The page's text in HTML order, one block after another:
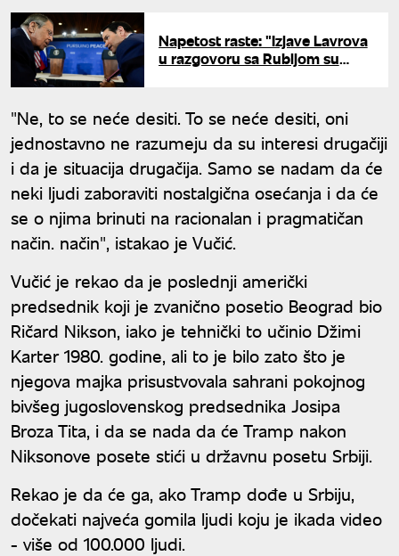
Napetost raste: "Izjave Lavrova
u razgovoru sa Rubijom su
"Ne, to se neće desiti. To se neće desiti, oni
jednostavno ne razumeju da su interesi drugačiji
i da je situacija drugačija. Samo se nadam da će
neki ljudi zaboraviti nostalgična osećanja i da će
se o njima brinuti na racionalan i pragmatičan
način. način", istakao je Vučić.
Vučić je rekao da je poslednji američki
predsednik koji je zvanično posetio Beograd bio
Ričard Nikson, iako je tehnički to učinio Džimi
Karter 1980. godine, ali to je bilo zato što je
njegova majka prisustvovala sahrani pokojnog
bivšeg jugoslovenskog predsednika Josipa
Broza Tita, i da se nada da će Tramp nakon
Niksonove posete stići u državnu posetu Srbiji.
Rekao je da će ga, ako Tramp dođe u Srbiju,
dočekati najveća gomila ljudi koju je ikada video
- više od 100.000 ljudi.